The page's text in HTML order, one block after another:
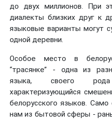
до двух миллионов. При
диалекты близких друг к
языковые варианты могут
одной деревни.
Особое место в
“трасянке” - одна из
языка, своего
характеризующийся
белорусского языков. Само
нам из бытовой сферы -